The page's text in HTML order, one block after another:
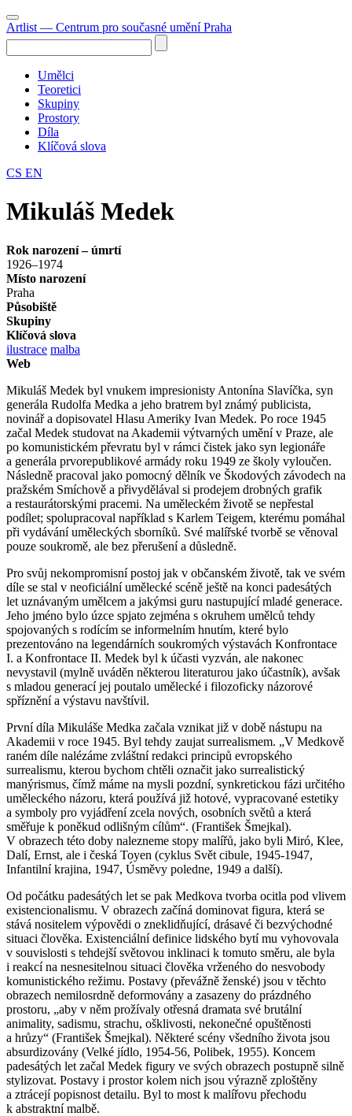
Artlist — Centrum pro současné umění Praha
Umělci
Teoretici
Skupiny
Prostory
Díla
Klíčová slova
CS EN
Mikuláš Medek
Rok narození – úmrtí
1926–1974
Místo narození
Praha
Působiště
Skupiny
Klíčová slova
ilustrace malba
Web
Mikuláš Medek byl vnukem impresionisty Antonína Slavíčka, syn
generála Rudolfa Medka a jeho bratrem byl známý publicista,
novinář a dopisovatel Hlasu Ameriky Ivan Medek. Po roce 1945
začal Medek studovat na Akademii výtvarných umění v Praze, ale
po komunistickém převratu byl v rámci čistek jako syn legionáře
a generála prvorepublikové armády roku 1949 ze školy vyloučen.
Následně pracoval jako pomocný dělník ve Škodových závodech na
pražském Smíchově a přivydělával si prodejem drobných grafik
a restaurátorskými pracemi. Na uměleckém životě se nepřestal
podílet; spolupracoval například s Karlem Teigem, kterému pomáhal
při vydávání uměleckých sborníků. Své malířské tvorbě se věnoval
pouze soukromě, ale bez přerušení a důsledně.
Pro svůj nekompromisní postoj jak v občanském životě, tak ve svém
díle se stal v neoficiální umělecké scéně ještě na konci padesátých
let uznávaným umělcem a jakýmsi guru nastupující mladé generace.
Jeho jméno bylo úzce spjato zejména s okruhem umělců tehdy
spojovaných s rodícím se informelním hnutím, které bylo
prezentováno na legendárních soukromých výstavách Konfrontace
I. a Konfrontace II. Medek byl k účasti vyzván, ale nakonec
nevystavil (mylně uváděn některou literaturou jako účastník), avšak
s mladou generací jej poutalo umělecké i filozoficky názorové
spříznění a výstavu navštívil.
První díla Mikuláše Medka začala vznikat již v době nástupu na
Akademii v roce 1945. Byl tehdy zaujat surrealismem. „V Medkově
raném díle nalézáme zvláštní redakci principů evropského
surrealismu, kterou bychom chtěli označit jako surrealistický
manýrismus, čímž máme na mysli pozdní, synkretickou fázi určitého
uměleckého názoru, která používá již hotové, vypracované estetiky
a symboly pro vyjádření zcela nových, osobních světů a která
směřuje k poněkud odlišným cílům“. (František Šmejkal).
V obrazech této doby nalezneme stopy malířů, jako byli Miró, Klee,
Dalí, Ernst, ale i česká Toyen (cyklus Svět cibule, 1945-1947,
Infantilní krajina, 1947, Úsměvy poledne, 1949 a další).
Od počátku padesátých let se pak Medkova tvorba ocitla pod vlivem
existencionalismu. V obrazech začíná dominovat figura, která se
stává nositelem výpovědi o zneklidňující, drásavé či bezvýchodné
situaci člověka. Existenciální definice lidského bytí mu vyhovovala
v souvislosti s tehdejší světovou inklinaci k tomuto směru, ale byla
i reakcí na nesnesitelnou situaci člověka vrženého do nesvobody
komunistického režimu. Postavy (převážně ženské) jsou v těchto
obrazech nemilosrdně deformovány a zasazeny do prázdného
prostoru, „aby v něm prožívaly otřesná dramata své brutální
animality, sadismu, strachu, ošklivosti, nekonečné opuštěnosti
a hrůzy“ (František Šmejkal). Některé scény všedního života jsou
absurdizovány (Velké jídlo, 1954-56, Polibek, 1955). Koncem
padesátých let začal Medek figury ve svých obrazech postupně silně
stylizovat. Postavy i prostor kolem nich jsou výrazně zploštěny
a ztrácejí popisnost detailu. Byl to most k malířovu přechodu
k abstraktní malbě.